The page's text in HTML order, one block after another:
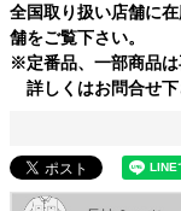
全国取り扱い店舗に
舗をご覧下さい。
※定番品、一部商品は
詳しくはお問合せ下